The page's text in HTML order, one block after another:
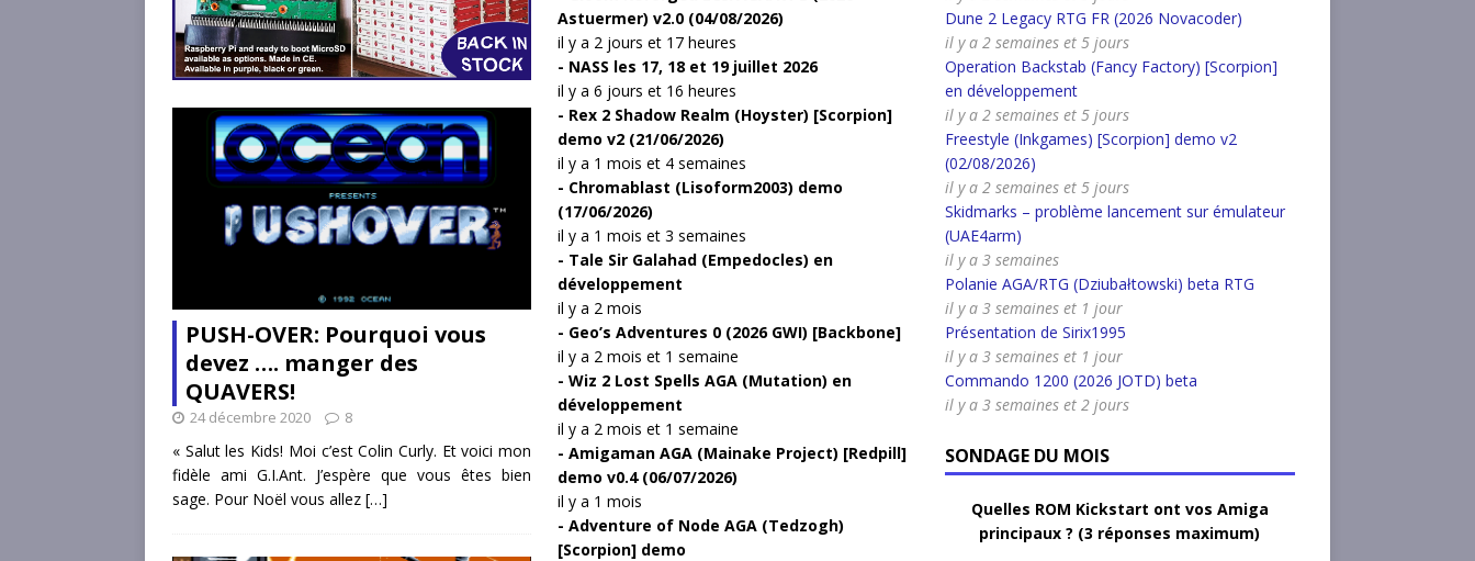
PUSH-OVER: Pourquoi vous
devez …. manger des
QUAVERS!
24 décembre 2020 8
« Salut les Kids! Moi c’est Colin Curly. Et voici mon
fidèle ami G.I.Ant. J’espère que vous êtes bien
sage. Pour Noël vous allez […]
Astuermer) v2.0 (04/08/2026)
il y a 2 jours et 17 heures
NASS les 17, 18 et 19 juillet 2026
il y a 6 jours et 16 heures
Rex 2 Shadow Realm (Hoyster) [Scorpion]
demo v2 (21/06/2026)
il y a 1 mois et 4 semaines
Chromablast (Lisoform2003) demo
(17/06/2026)
il y a 1 mois et 3 semaines
Tale Sir Galahad (Empedocles) en
développement
il y a 2 mois
Geo’s Adventures 0 (2026 GWI) [Backbone]
il y a 2 mois et 1 semaine
Wiz 2 Lost Spells AGA (Mutation) en
développement
il y a 2 mois et 1 semaine
Amigaman AGA (Mainake Project) [Redpill]
demo v0.4 (06/07/2026)
il y a 1 mois
Adventure of Node AGA (Tedzogh)
[Scorpion] demo
Dune 2 Legacy RTG FR (2026 Novacoder)
il y a 2 semaines et 5 jours
Operation Backstab (Fancy Factory) [Scorpion]
en développement
il y a 2 semaines et 5 jours
Freestyle (Inkgames) [Scorpion] demo v2
(02/08/2026)
il y a 2 semaines et 5 jours
Skidmarks – problème lancement sur émulateur
(UAE4arm)
il y a 3 semaines
Polanie AGA/RTG (Dziubałtowski) beta RTG
il y a 3 semaines et 1 jour
Présentation de Sirix1995
il y a 3 semaines et 1 jour
Commando 1200 (2026 JOTD) beta
il y a 3 semaines et 2 jours
SONDAGE DU MOIS
Quelles ROM Kickstart ont vos Amiga
principaux ? (3 réponses maximum)